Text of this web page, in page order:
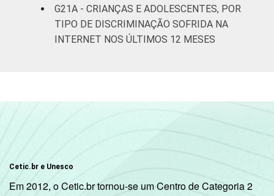
G21A - CRIANÇAS E ADOLESCENTES, POR
TIPO DE DISCRIMINAÇÃO SOFRIDA NA
INTERNET NOS ÚLTIMOS 12 MESES
Cetic.br e Unesco
Em 2012, o Cetic.br tornou-se um Centro de Categoria 2